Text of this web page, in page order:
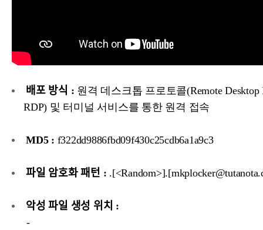
배포 방식 : 원격 데스크톱 프로토콜(Remote Desktop
RDP) 및 터미널 서비스를 통한 원격 접속
MD5 : f322dd9886fbd09f430c25cdb6a1a9c3
파일 암호화 패턴 :
악성 파일 생성 위치 :
-